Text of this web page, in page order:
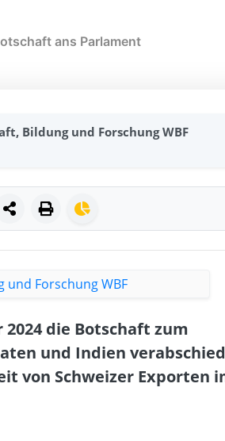
ans Parlament
Bildung und Forschung WBF
die Botschaft zum
und Indien
von Schweizer Exporten